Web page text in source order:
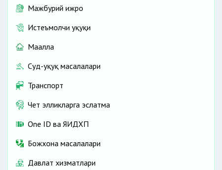
Мажбурий ижро
Истеъмолчи ҳуқуқи
Маҳалла
Суд-ҳуқуқ масалалари
Транспорт
Чет элликларга эслатма
One ID ва ЯИДХП
Божхона масалалари
Давлат хизматлари